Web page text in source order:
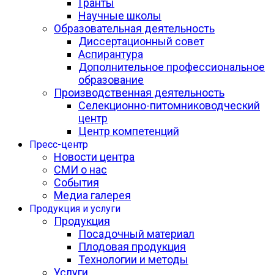
Научные школы
Образовательная деятельность
Диссертационный совет
Аспирантура
Дополнительное профессиональное
образование
Производственная деятельность
Селекционно-питомниководческий
центр
Центр компетенций
Пресс-центр
Новости центра
СМИ о нас
События
Медиа галерея
Продукция и услуги
Продукция
Посадочный материал
Плодовая продукция
Технологии и методы
Услуги